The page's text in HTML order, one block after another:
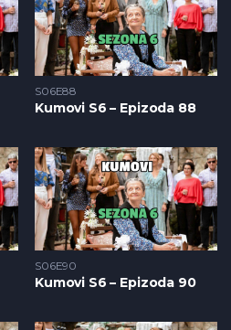
S06E88
Kumovi S6 – Epizoda 88
S06E90
Kumovi S6 – Epizoda 90